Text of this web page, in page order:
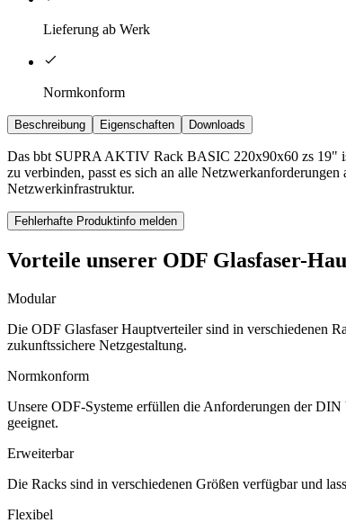
Lieferung ab Werk
Normkonform
Beschreibung Eigenschaften Downloads
Das bbt SUPRA AKTIV Rack BASIC 220x90x60 zs 19"
zu verbinden, passt es sich an alle
Netzwerkinfrastruktur.
Fehlerhafte Produktinfo melden
Vorteile unserer ODF Glasfaser-
Modular
Die ODF Glasfaser Hauptverteiler sind in verschiedenen
zukunftssichere Netzgestaltung.
Normkonform
Unsere ODF-Systeme erfüllen die Anforderungen der
geeignet.
Erweiterbar
Die Racks sind in verschiedenen Größen verfügbar und
Flexibel